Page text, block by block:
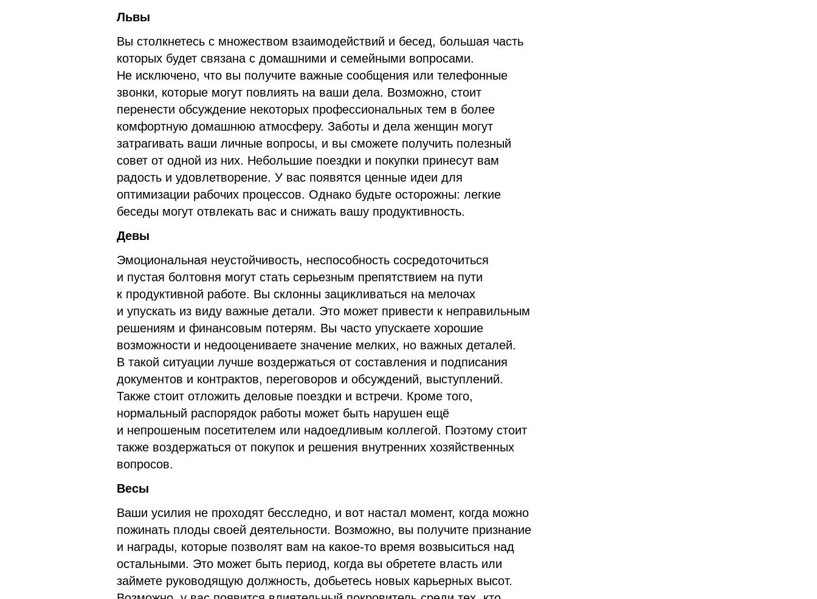
Львы
Вы столкнетесь с множеством взаимодействий и бесед, большая часть
которых будет связана с домашними и семейными вопросами.
Не исключено, что вы получите важные сообщения или телефонные
звонки, которые могут повлиять на ваши дела. Возможно, стоит
перенести обсуждение некоторых профессиональных тем в более
комфортную домашнюю атмосферу. Заботы и дела женщин могут
затрагивать ваши личные вопросы, и вы сможете получить полезный
совет от одной из них. Небольшие поездки и покупки принесут вам
радость и удовлетворение. У вас появятся ценные идеи для
оптимизации рабочих процессов. Однако будьте осторожны: легкие
беседы могут отвлекать вас и снижать вашу продуктивность.
Девы
Эмоциональная неустойчивость, неспособность сосредоточиться
и пустая болтовня могут стать серьезным препятствием на пути
к продуктивной работе. Вы склонны зацикливаться на мелочах
и упускать из виду важные детали. Это может привести к неправильным
решениям и финансовым потерям. Вы часто упускаете хорошие
возможности и недооцениваете значение мелких, но важных деталей.
В такой ситуации лучше воздержаться от составления и подписания
документов и контрактов, переговоров и обсуждений, выступлений.
Также стоит отложить деловые поездки и встречи. Кроме того,
нормальный распорядок работы может быть нарушен ещё
и непрошеным посетителем или надоедливым коллегой. Поэтому стоит
также воздержаться от покупок и решения внутренних хозяйственных
вопросов.
Весы
Ваши усилия не проходят бесследно, и вот настал момент, когда можно
пожинать плоды своей деятельности. Возможно, вы получите признание
и награды, которые позволят вам на какое-то время возвыситься над
остальными. Это может быть период, когда вы обретете власть или
займете руководящую должность, добьетесь новых карьерных высот.